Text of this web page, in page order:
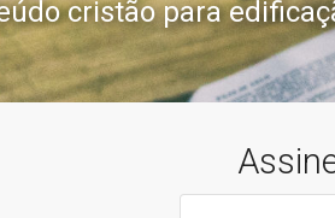
cristão para